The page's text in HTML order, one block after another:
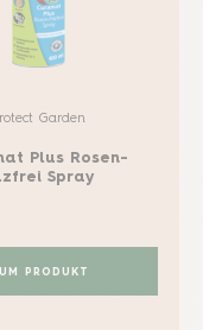
Garden
Plus Rosen-
Spray
PRODUKT